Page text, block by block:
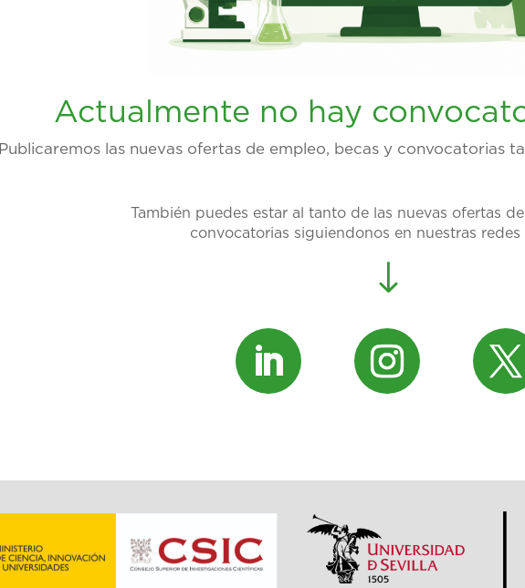
Actualmente no hay
Publicaremos las nuevas ofertas de empleo, becas y convocatorias
También puedes estar al tanto de las nuevas ofertas
convocatorias siguiendonos en nuestras redes
"